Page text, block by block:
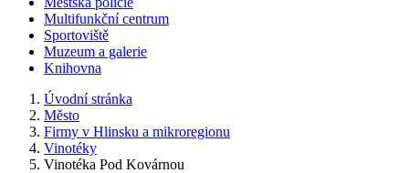
Multifunkční centrum
Sportoviště
Muzeum a galerie
Knihovna
Úvodní stránka
Město
Firmy v Hlinsku a mikroregionu
Vinotéky
Vinotéka Pod Kovárnou